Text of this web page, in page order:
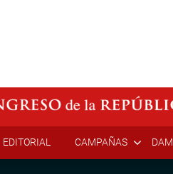
EDITORIAL CAMPAÑAS